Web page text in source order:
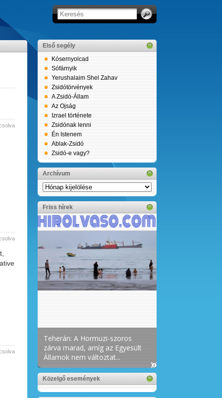
Első segély
Kósernyolcad
Sófárnyik
Yerushalaim Shel Zahav
Zsidótörvények
A Zsidó-Állam
Az Ojság
Izrael története
Zsidónak lenni
Én Istenem
Ablak-Zsidó
Zsidó-e vagy?
Archívum
Archívum
Friss hírek
Közelgő események